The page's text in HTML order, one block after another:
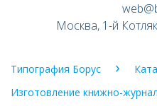
Москва, 1-й
Типография Борус
Изготовление книжно-